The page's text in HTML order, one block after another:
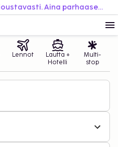
Varaa helposti. Matkusta joustavasti. Aina parhaaseen hintaan.
Lennot
Lautta +
Hotelli
Multi-
stop